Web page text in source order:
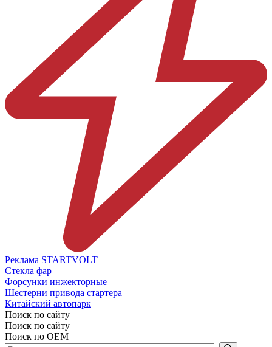
Реклама STARTVOLT
Стекла фар
Форсунки инжекторные
Шестерни привода стартера
Китайский автопарк
Поиск по сайту
Поиск по сайту
Поиск по ОЕМ